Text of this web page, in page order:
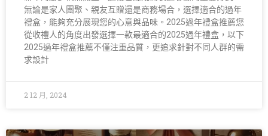
無論是家人團聚、親友互贈還是商務場合，選擇適合的過年
禮盒，能夠充分展現您的心意與品味。2025過年禮盒推薦您
從收禮人的角度出發選擇一款最適合的2025過年禮盒，以下
2025過年禮盒推薦不僅注重品質，更追求針對不同人群的需
求設計
2 12 月, 2024